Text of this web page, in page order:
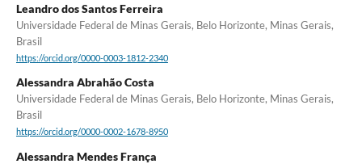
Leandro dos Santos Ferreira
Universidade Federal de Minas Gerais, Belo Horizonte, Minas Gerais,
Brasil
https://orcid.org/0000-0003-1812-2340
Alessandra Abrahão Costa
Universidade Federal de Minas Gerais, Belo Horizonte, Minas Gerais,
Brasil
https://orcid.org/0000-0002-1678-8950
Alessandra Mendes França